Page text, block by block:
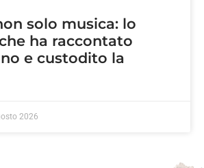
solo musica: lo
ha raccontato
e custodito la
2026